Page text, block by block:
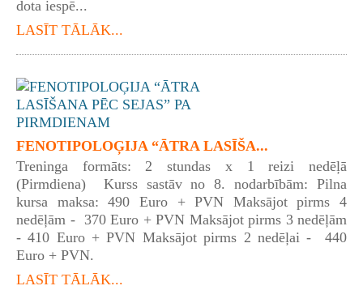
dota iespē...
LASĪT TĀLĀK...
FENOTIPOLOĢIJA “ĀTRA LASĪŠA...
Treninga formāts: 2 stundas x 1 reizi nedēļā
(Pirmdiena) Kurss sastāv no 8. nodarbībām: Pilna
kursa maksa: 490 Euro + PVN Maksājot pirms 4
nedēļām - 370 Euro + PVN Maksājot pirms 3 nedēļām
- 410 Euro + PVN Maksājot pirms 2 nedēļai - 440
Euro + PVN.
LASĪT TĀLĀK...